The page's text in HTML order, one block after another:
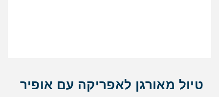
טיול מאורגן לאפריקה עם אופיר